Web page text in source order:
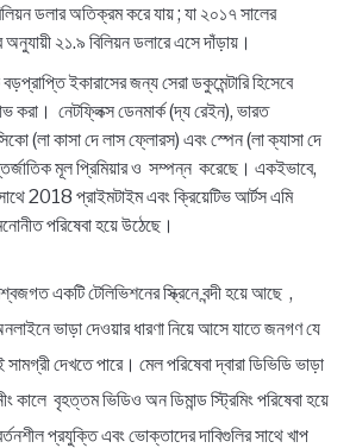
ডলার অতিক্রম করে যায় ; যা ২০১৭ সালের
অনুযায়ী ২১.৯ বিলিয়ন ডলারে এসে দাঁড়ায়।
ইকারাসের জন্য সেরা ডকুমেন্টারি হিসেবে
করা। নেটফ্লিক্স ডেনমার্ক (দ্য রেইন), ভারত
(লা কাসা দে লাস ফ্লোরস) এবং স্পেন (লা ক্যাসা দে
মূল প্রিমিয়ার ও সম্পন্ন করেছে। একইভাবে,
2018 প্রাইমটাইম এবং ক্রিয়েটিভ আর্টস এমি
পরিষেবা হয়ে উঠেছে।
একটি টেলিভিশনের স্ক্রিনে বন্দী হয়ে আছে ,
ভাড়া দেওয়ার ধারণা নিয়ে আসে যাতে জনগণ যে
দেখতে পারে। মেল পরিষেবা দ্বারা ডিভিডি ভাড়া
কালে বৃহত্তম ভিডিও অন ডিমান্ড স্ট্রিমিং পরিষেবা হয়ে
প্রযুক্তি এবং ভোক্তাদের দাবিগুলির সাথে খাপ